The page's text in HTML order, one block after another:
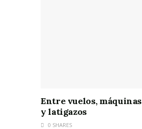
Entre vuelos, máquinas
y latigazos
0 SHARES